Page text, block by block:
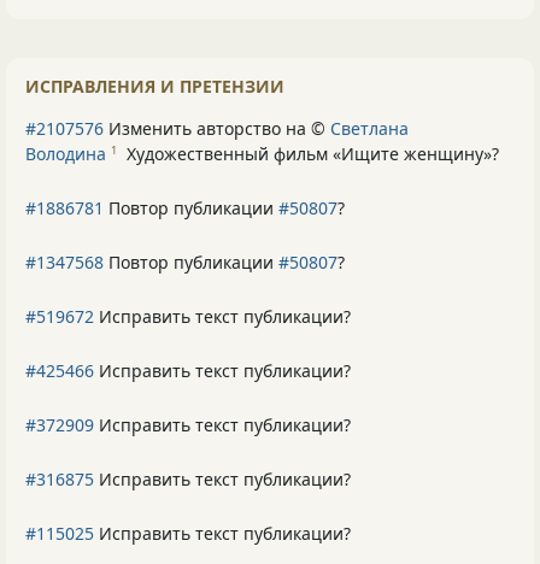
ИСПРАВЛЕНИЯ И ПРЕТЕНЗИИ
#2107576 Изменить авторство на © Светлана
Володина 1 Художественный фильм «Ищите женщину»?
#1886781 Повтор публикации #50807?
#1347568 Повтор публикации #50807?
#519672 Исправить текст публикации?
#425466 Исправить текст публикации?
#372909 Исправить текст публикации?
#316875 Исправить текст публикации?
#115025 Исправить текст публикации?